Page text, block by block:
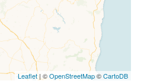
Leaflet| ©OpenStreetMap©CartoDB